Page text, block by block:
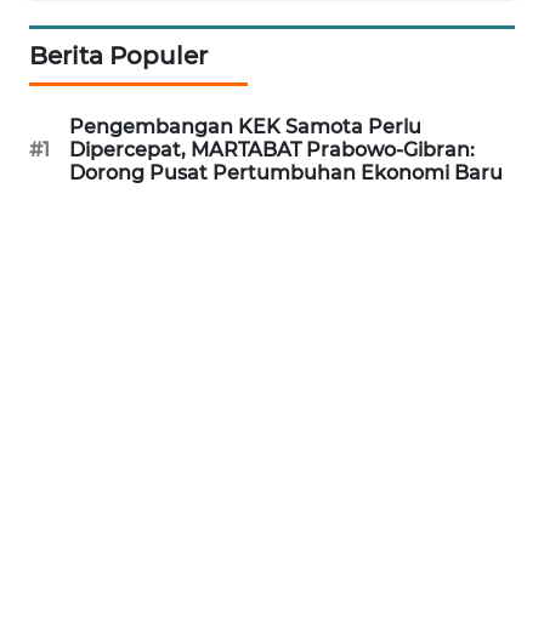
Berita Populer
#1
Pengembangan KEK Samota Perlu
Dipercepat, MARTABAT Prabowo-Gibran:
Dorong Pusat Pertumbuhan Ekonomi Baru
WN
SUKABUMI
WN
PURWAKARTA